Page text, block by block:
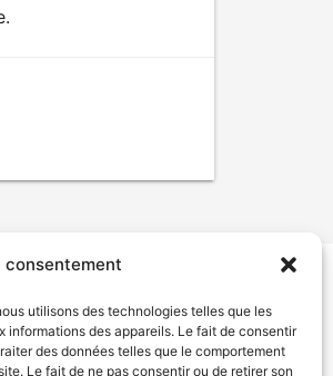
consentement
utilisons des technologies telles que les
des appareils. Le fait de consentir
des données telles que le comportement
Le fait de ne pas consentir ou de retirer son
de confidentialité